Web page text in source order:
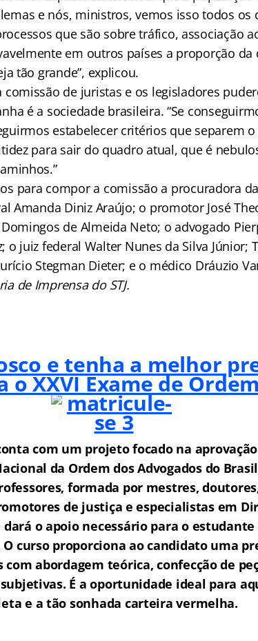
e nós, ministros, vemos isso todos os
que são sobre tráfico, associação
em outros países a proporção da
tão grande”, explicou.
comissão de juristas e os legisladores
é a sociedade brasileira. “Se
estabelecer critérios que separem
para sair do quadro atual, que é
para compor a comissão a procuradora
Amanda Diniz Araújo; o promotor José
de Almeida Neto; o advogado
o juiz federal Walter Nunes da Silva Júnior;
Stegman Dieter; e o médico Dráuzio
de Imprensa do STJ.
e tenha a melhor
o XXVIExame de
com um projeto focado na
da Ordem dos Advogados do
formada por mestres,
de justiça e especialistas em
o apoio necessário para o estudante
O curso proporciona ao candidato uma
abordagem teórica, confecção de
É a oportunidade ideal para
e a tão sonhada carteira vermelha.